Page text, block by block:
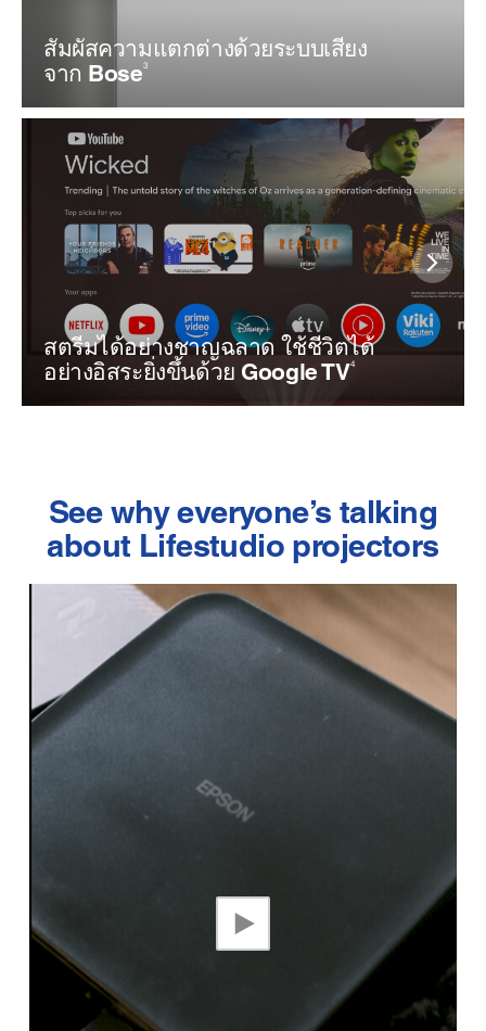
สัมผัสความแตกต่างด้วยระบบเสียง
จาก Bose3
สตรีมได้อย่างชาญฉลาด ใช้ชีวิตได้
อย่างอิสระยิ่งขึ้นด้วย Google TV4
See why everyone’s talking
about Lifestudio projectors